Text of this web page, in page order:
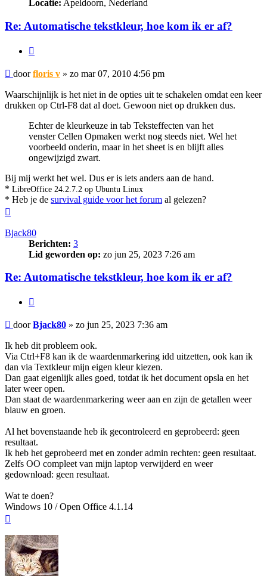
Locatie: Apeldoorn, Nederland
Re: Automatische tekstkleur, hoe kom ik er af?
Bericht
doorfloris v » zo mar 07, 2010 4:56 pm
Waarschijnlijk is het niet in de opties uit te schakelen omdat een keer
drukken op Ctrl-F8 dat al doet. Gewoon niet op drukken dus.
Echter de kleurkeuze in tab Teksteffecten van het
venster Cellen Opmaken werkt nog steeds niet. Wel het
voorbeeld onderin, maar in het sheet is en blijft alles
ongewijzigd zwart.
Bij mij werkt het wel. Dus er is iets anders aan de hand.
* LibreOffice 24.2.7.2 op Ubuntu Linux
* Heb je de survival guide voor het forum al gelezen?
Bjack80
Berichten: 3
Lid geworden op: zo jun 25, 2023 7:26 am
Re: Automatische tekstkleur, hoe kom ik er af?
Bericht
doorBjack80 » zo jun 25, 2023 7:36 am
Ik heb dit probleem ook.
Via Ctrl+F8 kan ik de waardenmarkering idd uitzetten, ook kan ik
dan via Textkleur mijn eigen kleur kiezen.
Dan gaat eigenlijk alles goed, totdat ik het document opsla en het
later weer open.
Dan staat de waardenmarkering weer aan en zijn de getallen weer
blauw en groen.
Al het bovenstaande heb ik gecontroleerd en geprobeerd: geen
resultaat.
Ik heb het geprobeerd met en zonder admin rechten: geen resultaat.
Zelfs OO compleet van mijn laptop verwijderd en weer
gedownload: geen resultaat.
Wat te doen?
Windows 10 / Open Office 4.1.14